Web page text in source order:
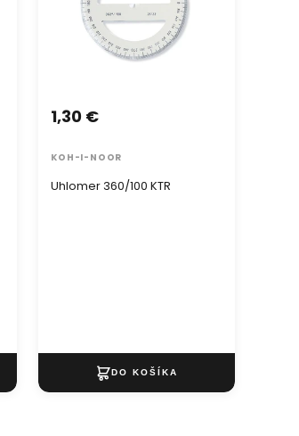
Uhlomer 360/100 KTR
1,30 €
KOH-I-NOOR